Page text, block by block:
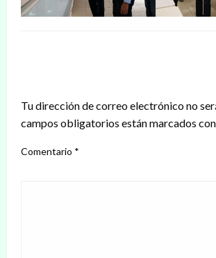
Tu dirección de correo electrónico no
campos obligatorios están marcados con
Comentario *